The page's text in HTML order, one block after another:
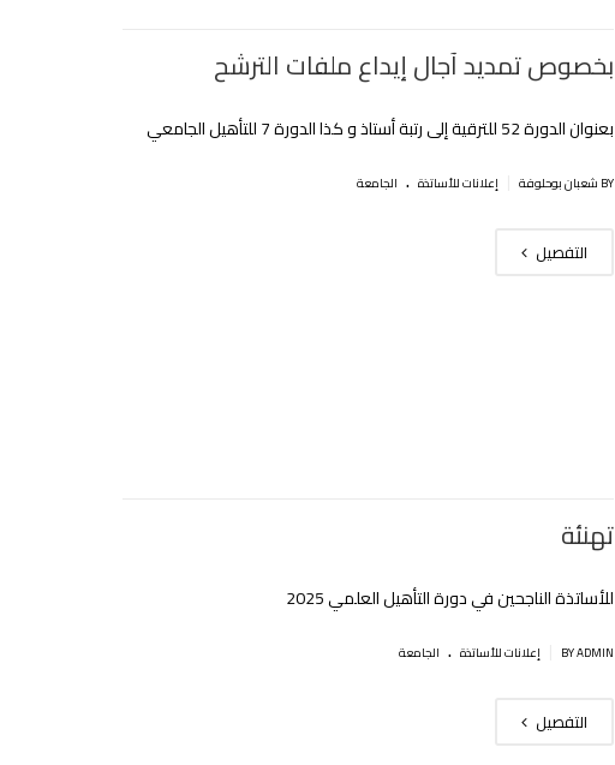
بخصوص تمديد آجال إيداع ملفات الترشح
بعنوان الدورة 52 للترقية إلى رتبة أستاذ و كذا الدورة 7 للتأهيل الجامعي‎
BY شعبان بوحلوفة إعلانات للأساتذة . الجامعة
التفصيل
تهنئة
للأساتذة الناجحين في دورة التأهيل العلمي 2025
BY ADMIN إعلانات للأساتذة . الجامعة
التفصيل